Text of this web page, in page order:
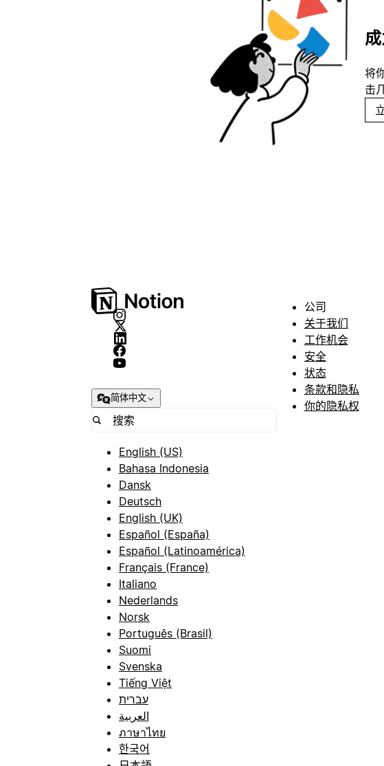
将
击
简体中文
English (US)
Bahasa Indonesia
Dansk
Deutsch
English (UK)
Español (España)
Español (Latinoamérica)
Français (France)
Italiano
Nederlands
Norsk
Português (Brasil)
Suomi
Svenska
Tiếng Việt
עברית
العربية
ภาษาไทย
한국어
公司
关于我们
工作机会
安全
状态
条款和隐私
你的隐私权